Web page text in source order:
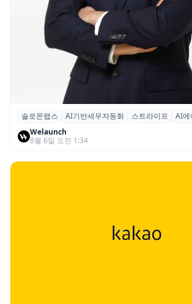
솔로몬랩스, 스트라이프 출신 이
절세 전략 AI 에이전트 개발 본격
솔로몬랩스 AI기반세무자동화 스트라이프
AI에
Welaunch
8월 6일 오전 1:34